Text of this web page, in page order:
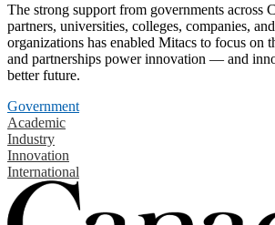
The strong support from governments across
partners, universities, colleges, companies,
organizations has enabled Mitacs to focus on
and partnerships power innovation — and
better future.
Government
Academic
Industry
Innovation
International